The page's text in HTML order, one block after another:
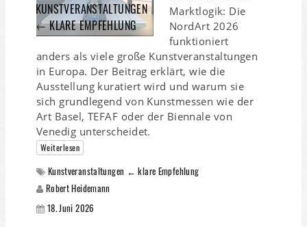
KUNSTVERANSTALTUNGEN
← KLARE EMPFEHLUNG
Marktlogik: Die
NordArt 2026
funktioniert
anders als viele große Kunstveranstaltungen
in Europa. Der Beitrag erklärt, wie die
Ausstellung kuratiert wird und warum sie
sich grundlegend von Kunstmessen wie der
Art Basel, TEFAF oder der Biennale von
Venedig unterscheidet.
Weiterlesen
Kunstveranstaltungen ← klare Empfehlung
Robert Heidemann
18. Juni 2026